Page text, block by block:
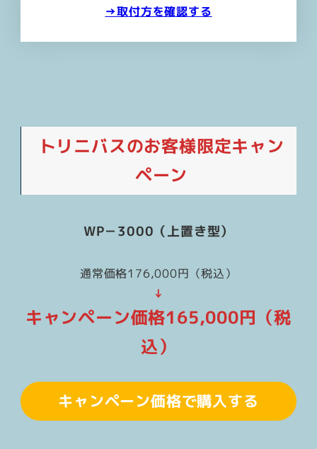
→取付方を確認する
トリニバスのお客様限定キャン
ペーン
WP－3000（上置き型）
通常価格176,000円（税込）
↓
キャンペーン価格165,000円（税
込）
キャンペーン価格で購入する